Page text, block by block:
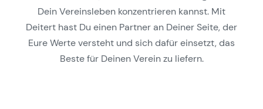
Dein Vereinsleben konzentrieren kannst. Mit
Deitert hast Du einen Partner an Deiner Seite, der
Eure Werte versteht und sich dafür einsetzt, das
Beste für Deinen Verein zu liefern.